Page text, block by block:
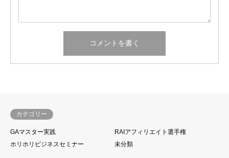
カテゴリー
GAマスター実践
RAIアフィリエイト選手権
ホリホリビジネスセミナー
未分類